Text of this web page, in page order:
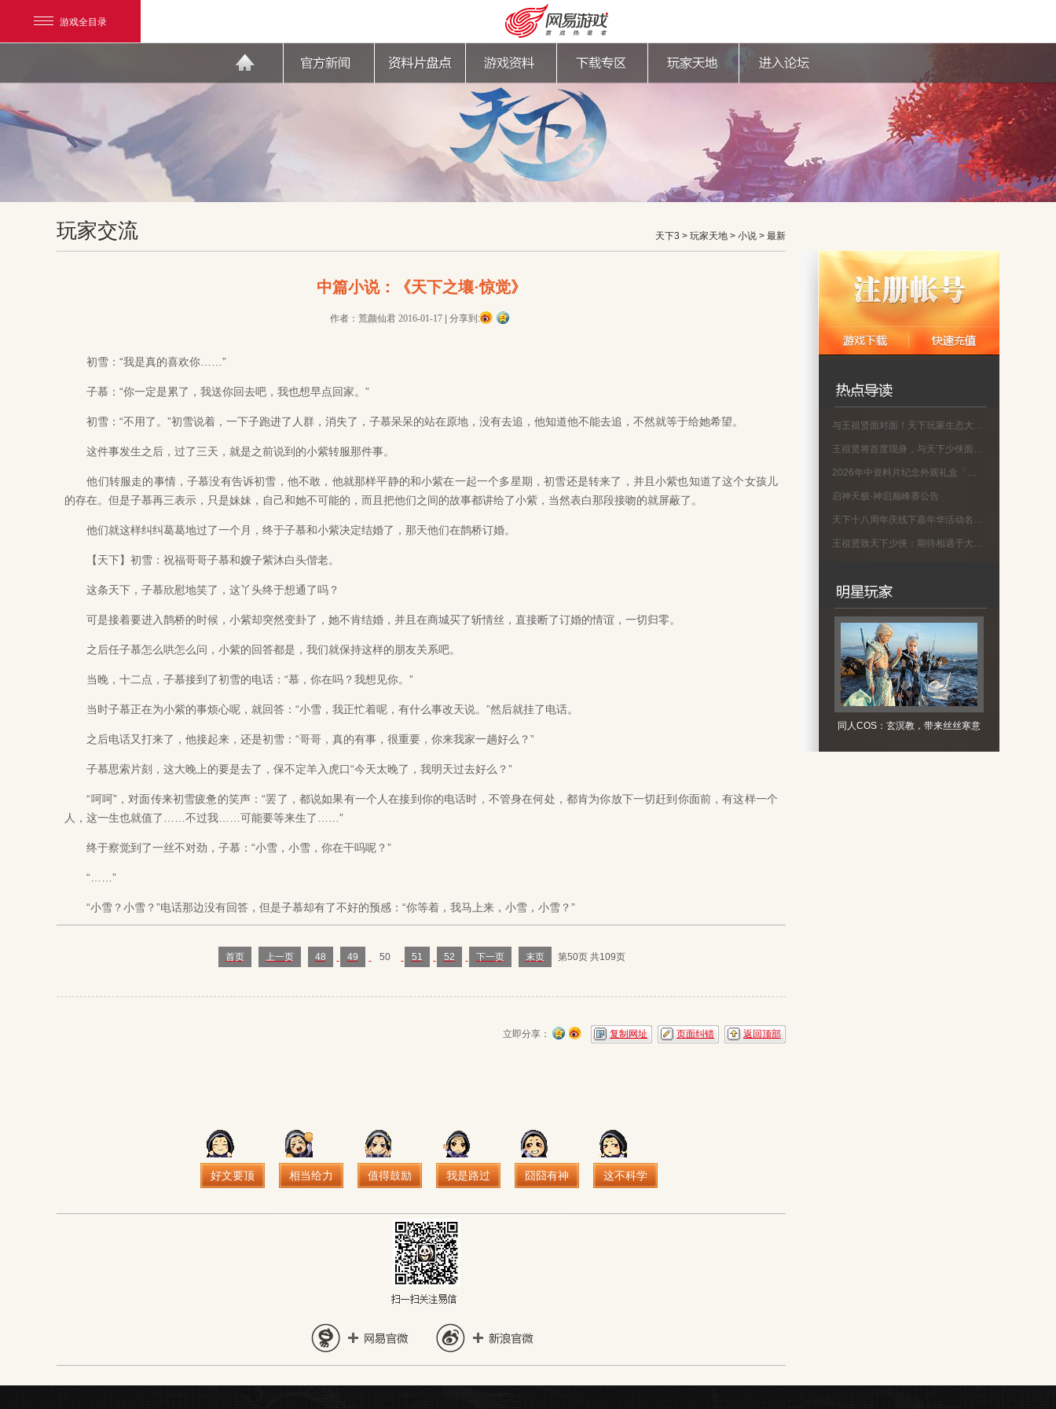
游戏全目录
玩家交流 天下3 > 玩家天地 > 小说 > 最新
中篇小说：《天下之壤·惊觉》
作者：荒颜仙君 2016-01-17 分享到:
初雪：“我是真的喜欢你……”
子慕：“你一定是累了，我送你回去吧，我也想早点回家。”
初雪：“不用了。”初雪说着，一下子跑进了人群，消失了，子慕呆呆的站在原地，没有去追，他知道他不能去追，不然就等于给她希望。
这件事发生之后，过了三天，就是之前说到的小紫转服那件事。
他们转服走的事情，子慕没有告诉初雪，他不敢，他就那样平静的和小紫在一起一个多星期，初雪还是转来了，并且小紫也知道了这个女孩儿
的存在。但是子慕再三表示，只是妹妹，自己和她不可能的，而且把他们之间的故事都讲给了小紫，当然表白那段接吻的就屏蔽了。
他们就这样纠纠葛葛地过了一个月，终于子慕和小紫决定结婚了，那天他们在鹊桥订婚。
【天下】初雪：祝福哥哥子慕和嫂子紫沐白头偕老。
这条天下，子慕欣慰地笑了，这丫头终于想通了吗？
可是接着要进入鹊桥的时候，小紫却突然变卦了，她不肯结婚，并且在商城买了斩情丝，直接断了订婚的情谊，一切归零。
之后任子慕怎么哄怎么问，小紫的回答都是，我们就保持这样的朋友关系吧。
当晚，十二点，子慕接到了初雪的电话：“慕，你在吗？我想见你。”
当时子慕正在为小紫的事烦心呢，就回答：“小雪，我正忙着呢，有什么事改天说。”然后就挂了电话。
之后电话又打来了，他接起来，还是初雪：“哥哥，真的有事，很重要，你来我家一趟好么？”
子慕思索片刻，这大晚上的要是去了，保不定羊入虎口“今天太晚了，我明天过去好么？”
“呵呵”，对面传来初雪疲惫的笑声：“罢了，都说如果有一个人在接到你的电话时，不管身在何处，都肯为你放下一切赶到你面前，有这样一个
人，这一生也就值了……不过我……可能要等来生了……”
终于察觉到了一丝不对劲，子慕：“小雪，小雪，你在干吗呢？”
“……”
“小雪？小雪？”电话那边没有回答，但是子慕却有了不好的预感：“你等着，我马上来，小雪，小雪？”
首页 上一页 48 49 50 51 52 下一页 末页 第50页 共109页
立即分享： 复制网址 页面纠错 返回顶部
好文要顶 相当给力 值得鼓励 我是路过 囧囧有神 这不科学
与王祖贤面对面！天下玩家生态大会名单公示
王祖贤将首度现身，与天下少侠面对面！
2026年中资料片纪念外观礼盒「蜀渊问剑」现已上线！
启神天极·神启巅峰赛公告
天下十八周年庆线下嘉年华活动名单公示
王祖贤致天下少侠：期待相遇于大荒！18周年专属问候请查收
同人COS：玄溟教，带来丝丝寒意